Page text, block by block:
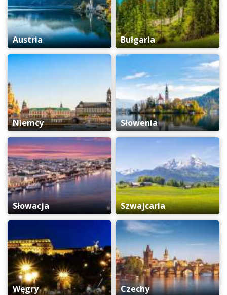
Austria Bułgaria
Niemcy Słowenia
Słowacja Szwajcaria
Węgry Czechy